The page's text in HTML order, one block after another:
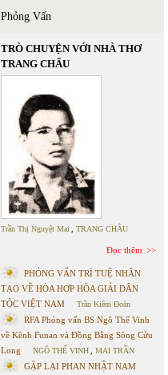
Phỏng Vấn
TRÒ CHUYỆN VỚI NHÀ THƠ
TRANG CHÂU
Trần Thị Nguyệt Mai TRANG CHÂU
Đọc thêm
PHỎNG VẤN TRÍ TUỆ NHÂN
TẠO VỀ HÒA HỢP HÒA GIẢI DÂN
TỘC VIỆT NAM
Trần Kiêm Đoàn
RFA Phỏng vấn BS Ngô Thế Vinh
về Kênh Funan và Đồng Bằng Sông Cửu
Long
NGÔ THẾ VINH MAI TRẦN
GẶP LẠI PHAN NHẬT NAM